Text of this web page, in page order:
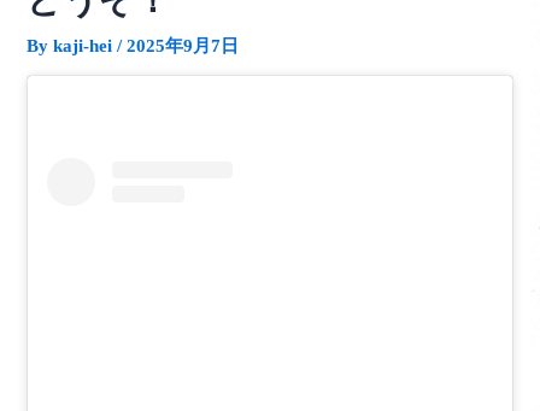
Bykaji-hei/2025年9月7日